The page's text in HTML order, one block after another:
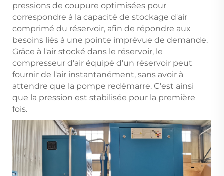
pressions de coupure optimisées pour
correspondre à la capacité de stockage d'air
comprimé du réservoir, afin de répondre aux
besoins liés à une pointe imprévue de demande.
Grâce à l'air stocké dans le réservoir, le
compresseur d'air équipé d'un réservoir peut
fournir de l'air instantanément, sans avoir à
attendre que la pompe redémarre. C'est ainsi
que la pression est stabilisée pour la première
fois.